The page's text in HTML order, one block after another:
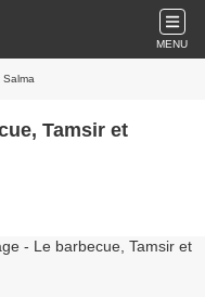
MENU
Tamsir et